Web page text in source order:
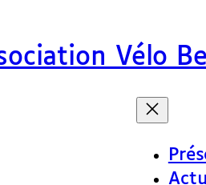
Vélo